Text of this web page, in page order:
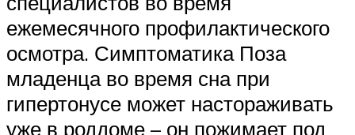
ежемесячного профилактического
осмотра. Симптоматика Поза
младенца во время сна при
гипертонусе может настораживать
уже в роддоме – он пожимает под